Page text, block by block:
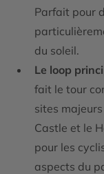
Parfait pour
du soleil.
Le loop
fait le tour
sites
Castle et le
pour les
aspects du